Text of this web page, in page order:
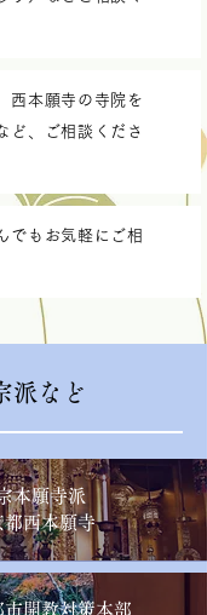
西本願寺の寺院を
ど、ご相談くださ
でもお気軽にご相
派など
本願寺派
都西本願寺
開教対策本部